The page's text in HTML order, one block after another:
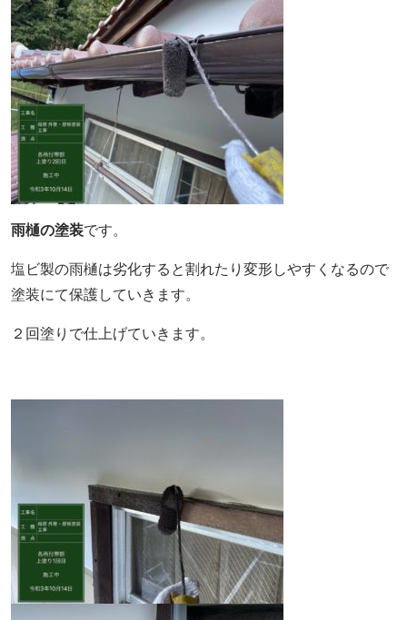
雨樋の塗装です。
塩ビ製の雨樋は劣化すると割れたり変形しやすくなるので
塗装にて保護していきます。
２回塗りで仕上げていきます。